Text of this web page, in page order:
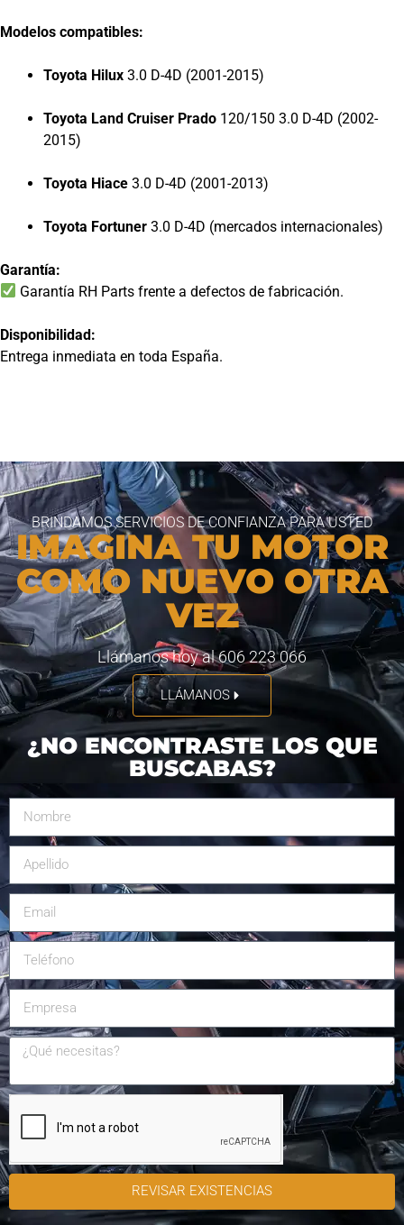
Modelos compatibles:
Toyota Hilux 3.0 D-4D (2001-2015)
Toyota Land Cruiser Prado 120/150 3.0 D-4D (2002-
2015)
Toyota Hiace 3.0 D-4D (2001-2013)
Toyota Fortuner 3.0 D-4D (mercados internacionales)
Garantía:
Garantía RH Parts frente a defectos de fabricación.
Disponibilidad:
Entrega inmediata en toda España.
BRINDAMOS SERVICIOS DE CONFIANZA PARA USTED
IMAGINA TU MOTOR
COMO NUEVO OTRA
VEZ
Llámanos hoy al 606 223 066
LLÁMANOS
¿NO ENCONTRASTE LOS QUE
BUSCABAS?
REVISAR EXISTENCIAS